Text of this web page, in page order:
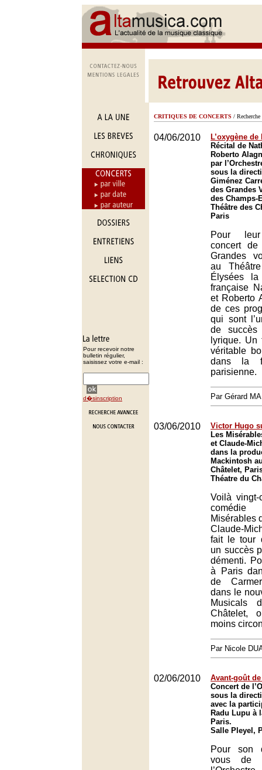
Pour recevoir notre
bulletin régulier,
saisissez votre e-mail :
d�sinscription
CRITIQUES DE CONCERTS / Recherche
04/06/2010
L’oxygène de
Récital de
Roberto
par
sous la
Giménez
des Grandes
des Champs-
Théâtre des
Paris
Pour leur
concert
Grandes
au
Élysées
française
et Roberto
de ces
qui sont
de
lyrique. Un
véritable
dans la
parisienne.
Par Gérard
03/06/2010
Victor Hugo
Les
et Claude-
dans la
Mackintosh
Châtelet,
Théatre du
Voilà
comédie
Misérables
Claude-
fait le tour
un succès
démenti.
à Paris
de
dans le
Musicals
Châtelet,
moins
Par Nicole
02/06/2010
Avant-goût
Concert de
sous la
avec la
Radu Lupu à
Paris.
Salle Pleyel,
Pour son
vous de